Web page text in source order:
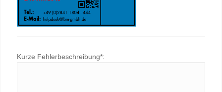
Kurze Fehlerbeschreibung*: